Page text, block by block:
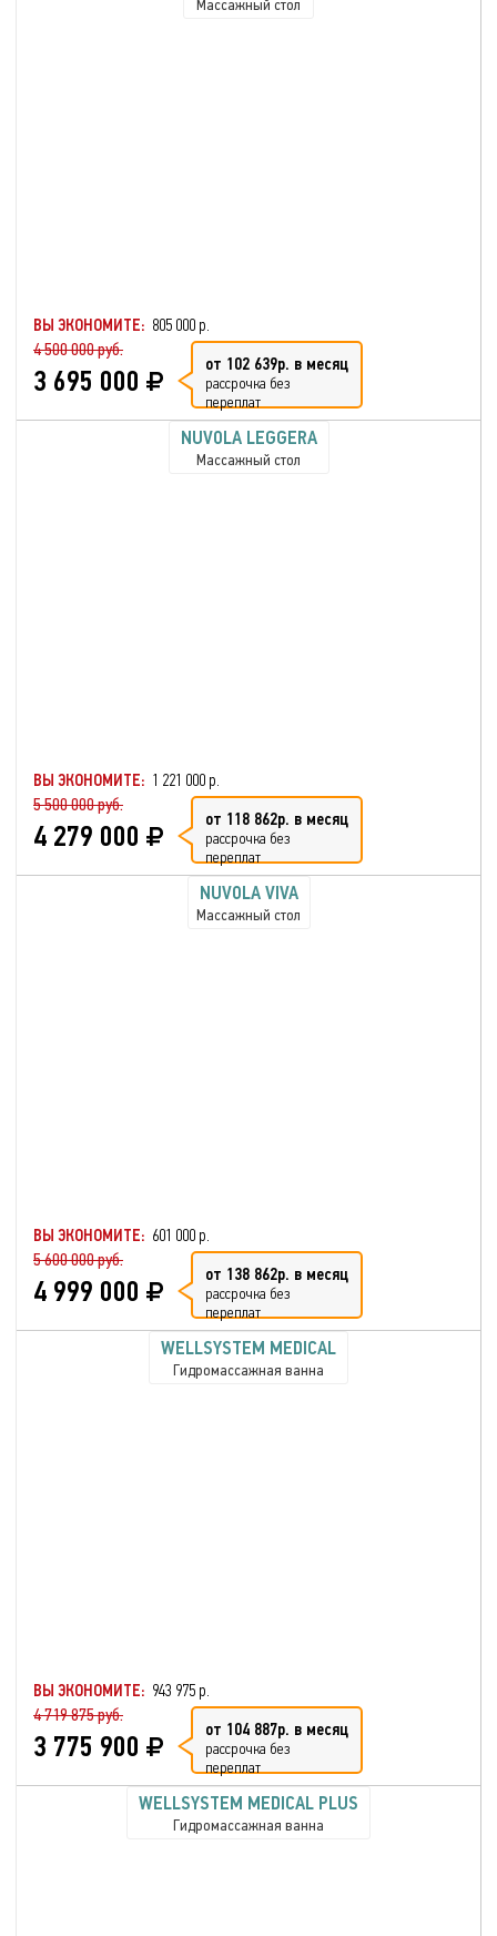
Массажный стол
ВЫ ЭКОНОМИТЕ: 805 000 р.
4 500 000 руб.
3 695 000 от 102 639р. в месяц
рассрочка без
переплат
NUVOLA LEGGERA
Массажный стол
ВЫ ЭКОНОМИТЕ: 1 221 000 р.
5 500 000 руб.
4 279 000 от 118 862р. в месяц
рассрочка без
переплат
NUVOLA VIVA
Массажный стол
ВЫ ЭКОНОМИТЕ: 601 000 р.
5 600 000 руб.
4 999 000 от 138 862р. в месяц
рассрочка без
переплат
WELLSYSTEM MEDICAL
Гидромассажная ванна
ВЫ ЭКОНОМИТЕ: 943 975 р.
4 719 875 руб.
3 775 900 от 104 887р. в месяц
рассрочка без
переплат
WELLSYSTEM MEDICAL PLUS
Гидромассажная ванна